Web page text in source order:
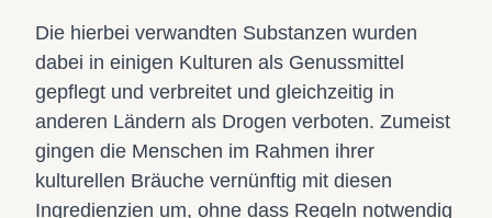
Die hierbei verwandten Substanzen wurden
dabei in einigen Kulturen als Genussmittel
gepflegt und verbreitet und gleichzeitig in
anderen Ländern als Drogen verboten. Zumeist
gingen die Menschen im Rahmen ihrer
kulturellen Bräuche vernünftig mit diesen
Ingredienzien um, ohne dass Regeln notwendig